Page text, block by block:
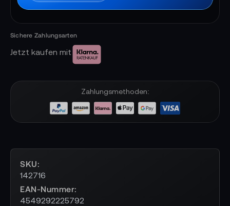
Jetzt kaufen mit
Zahlungsmethoden:
SKU
142716
EAN-Nummer
4549292225792